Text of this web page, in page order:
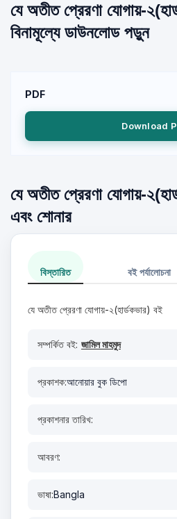
যে অতীত প্রেরণা যোগায়-
বিনামূল্যে ডাউনলোড পড়ুন
PDF
Download
যে অতীত প্রেরণা যোগায়-
এবং শোনার
বিস্তারিত বই পর্যালোচনা
যে অতীত প্রেরণা যোগায়-২(হার্ডকভার) বই
সম্পর্কিত বই: জামিল মাহমুদ
প্রকাশক:আনোয়ার বুক ডিপো
প্রকাশনার তারিখ:
আবরণ:
ভাষা:Bangla